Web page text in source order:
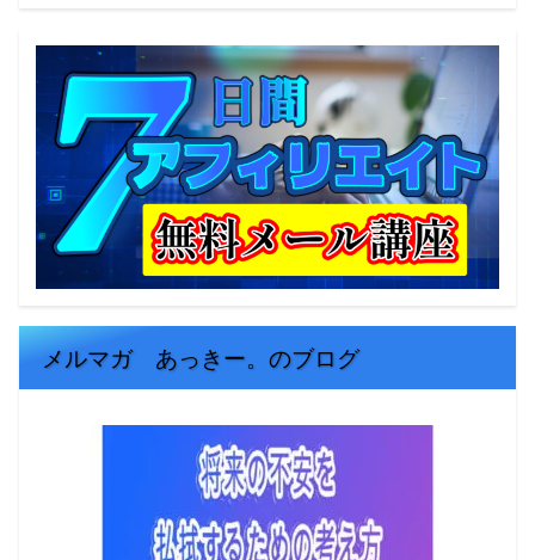
メルマガ あっきー。のブログ